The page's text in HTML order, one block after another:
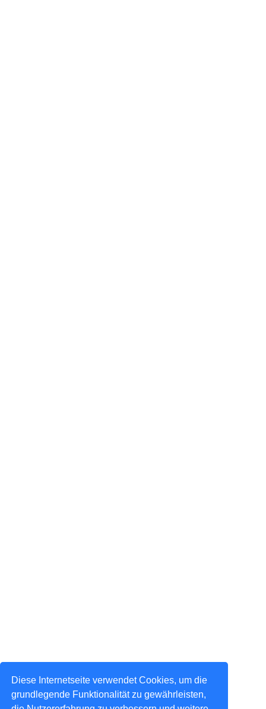
Diese Internetseite verwendet Cookies, um die
grundlegende Funktionalität zu gewährleisten,